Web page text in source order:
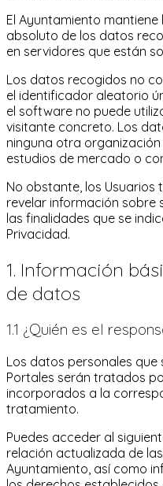
El Ayuntamiento
absoluto de los datos
en servidores que están
Los datos recogidos no
el identificador aleatorio
el software no puede
visitante concreto. Los
ninguna otra
estudios de mercado o
No obstante, los
revelar información sobre
las finalidades que se
Privacidad.
1. Información
de datos
1.1 ¿Quién es el
Los datos personales
Portales serán tratados
incorporados a la
tratamiento.
Puedes acceder al
relación actualizada de
Ayuntamiento, así como